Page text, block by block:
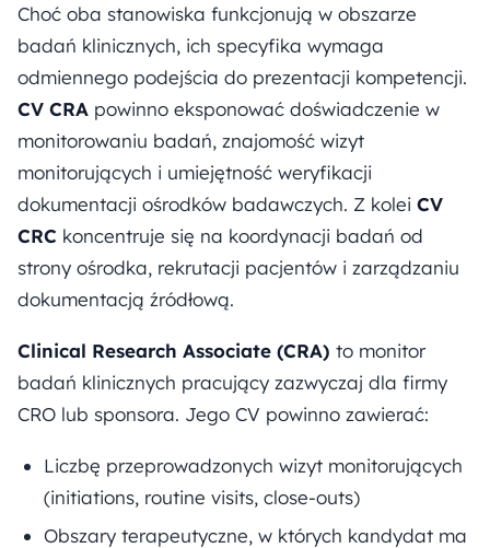
Choć oba stanowiska funkcjonują w obszarze
badań klinicznych, ich specyfika wymaga
odmiennego podejścia do prezentacji kompetencji.
CV CRA powinno eksponować doświadczenie w
monitorowaniu badań, znajomość wizyt
monitorujących i umiejętność weryfikacji
dokumentacji ośrodków badawczych. Z kolei CV
CRC koncentruje się na koordynacji badań od
strony ośrodka, rekrutacji pacjentów i zarządzaniu
dokumentacją źródłową.
Clinical Research Associate (CRA) to monitor
badań klinicznych pracujący zazwyczaj dla firmy
CRO lub sponsora. Jego CV powinno zawierać:
Liczbę przeprowadzonych wizyt monitorujących
(initiations, routine visits, close-outs)
Obszary terapeutyczne, w których kandydat ma